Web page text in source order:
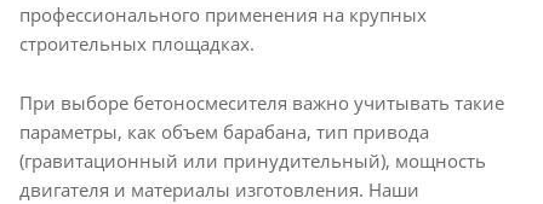
профессионального применения на крупных
строительных площадках.
При выборе бетоносмесителя важно учитывать такие
параметры, как объем барабана, тип привода
(гравитационный или принудительный), мощность
двигателя и материалы изготовления. Наши